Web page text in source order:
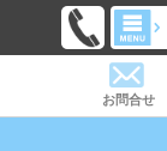
お問合せ